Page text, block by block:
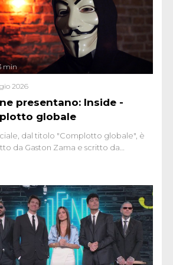
presentano: Inside -
globale
min
2026
dal titolo "Complotto globale", è
da Gaston Zama e scritto da
dei sospetti globali e del
che negli ultimi anni hanno
network, talk show, piazze digitali
collettivo.